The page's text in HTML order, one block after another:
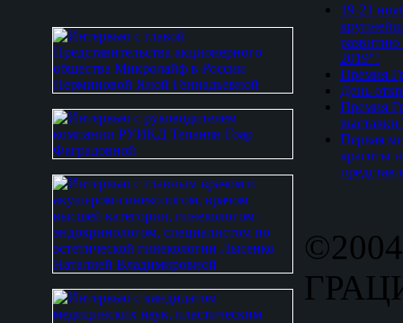
19-21
развитию
2019"!
Премия
День
Премия
Первая
красоты